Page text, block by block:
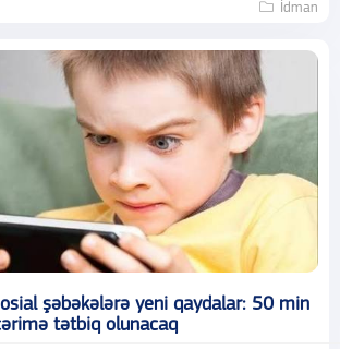
İdman
şəbəkələrə yeni qaydalar: 50 min
tətbiq olunacaq